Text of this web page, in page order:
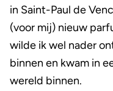
in Saint-Paul de
(voor mij) nieuw
wilde ik wel nader
binnen en kwam in
wereld binnen.